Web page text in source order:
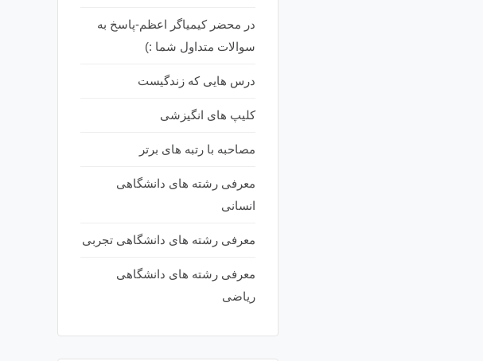
در محضر کیمیاگر اعظم-پاسخ به
سوالات متداول شما :)
درس هایی که زندگیست
کلیپ های انگیزشی
مصاحبه با رتبه های برتر
معرفی رشته های دانشگاهی
انسانی
معرفی رشته های دانشگاهی تجربی
معرفی رشته های دانشگاهی
ریاضی